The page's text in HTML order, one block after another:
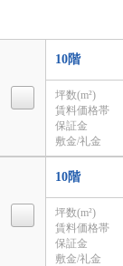
10階
坪数(m²)
賃料価格帯
保証金
敷金/礼金
10階
坪数(m²)
賃料価格帯
保証金
敷金/礼金